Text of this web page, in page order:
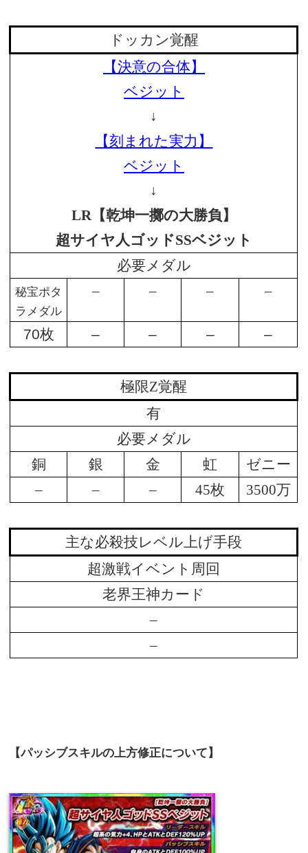
ドッカン覚醒
【決意の合体】
ベジット
↓
【刻まれた実力】
ベジット
↓
LR【乾坤一擲の大勝負】
超サイヤ人ゴッドSSベジット
必要メダル
秘宝ポタ
ラメダル
– – – –
70枚 – – – –
極限Z覚醒
有
必要メダル
銅
銀 金 虹
ゼニー
–
– – 45枚 3500万
主な必殺技レベル上げ手段
超激戦イベント周回
老界王神カード
–
–
【パッシブスキルの上方修正について】